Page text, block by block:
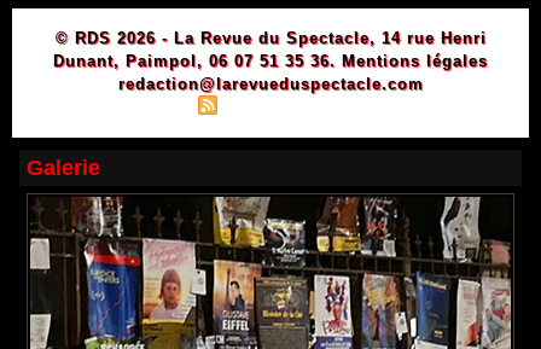
© RDS 2026 - La Revue du Spectacle, 14 rue Henri
Dunant, Paimpol, 06 07 51 35 36. Mentions légales
redaction@larevueduspectacle.com
Galerie